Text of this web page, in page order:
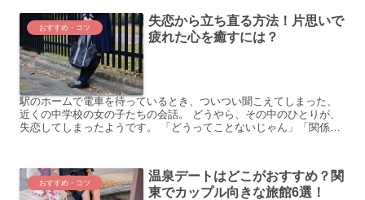
おすすめ・コツ
失恋から立ち直る方法！片思いで
疲れた心を癒すには？
駅のホームで電車を待っているとき、ついつい聞こえてしまった、
近くの中学校の女の子たちの会話。 どうやら、その中のひとりが、
失恋してしまったようです。 「どうってことないじゃん」「関係な
おすすめ・コツ
温泉デートはどこがおすすめ？関
東でカップル向きな旅館6選！